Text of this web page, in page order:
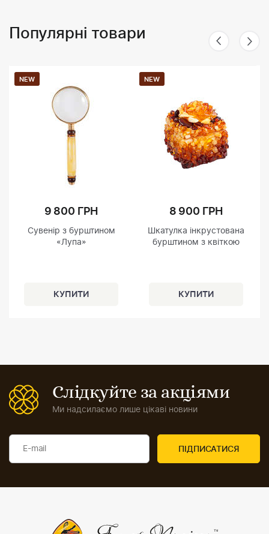
Популярні товари
NEW
9 800 ГРН
Сувенір з бурштином
«Лупа»
NEW
8 900 ГРН
Шкатулка інкрустована
бурштином з квіткою
Слідкуйте за акціями
Ми надсилаємо лише цікаві новини